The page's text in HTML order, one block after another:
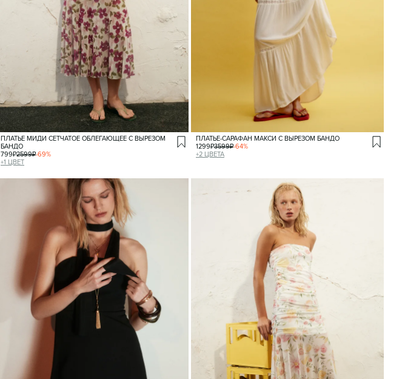
ПЛАТЬЕ МИДИ СЕТЧАТОЕ ОБЛЕГАЮЩЕЕ С ВЫРЕЗОМ
БАНДО
799₽2599₽-69%
+1 ЦВЕТ
ПЛАТЬЕ-САРАФАН МАКСИ С ВЫРЕЗОМ БАНДО
1299₽3599₽-64%
+2 ЦВЕТА